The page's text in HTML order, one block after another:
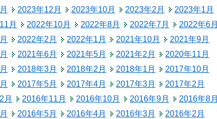
生涯学習
公民館
予防接種
2023年12月 2023年10月 2023年2月
2023年1月
月 2022年10月 2022年8月 2022年7月
2022年6月
2022年2月 2022年1月 2021年10月
2021年9月
2021年6月 2021年5月 2021年2月
2020年11月
2018年3月 2018年2月 2018年1月
2017年10月
2017年5月 2017年4月 2017年3月
2017年2月
月 2016年11月 2016年10月 2016年9月
2016年8月
2016年5月 2016年4月 2016年3月
2016年2月